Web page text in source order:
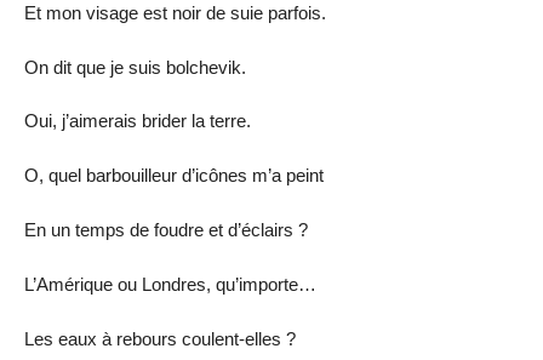
Et mon visage est noir de suie parfois.
On dit que je suis bolchevik.
Oui, j’aimerais brider la terre.
O, quel barbouilleur d’icônes m’a peint
En un temps de foudre et d’éclairs ?
L’Amérique ou Londres, qu’importe…
Les eaux à rebours coulent-elles ?